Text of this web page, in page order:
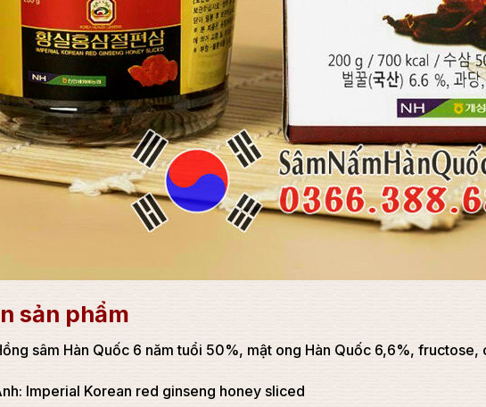
sản phẩm
sâm Hàn Quốc 6 năm tuổi 50%, mật ong Hàn Quốc 6,6%,
Imperial Korean red ginseng honey sliced